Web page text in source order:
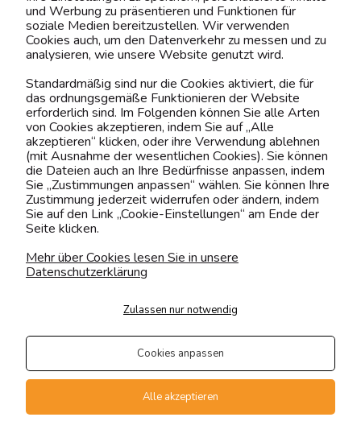
Kontaktiere uns!
0151 12200811
shop@yourhouse24.eu
Mo. - Fr. 07:00-15:00
Transportarten
Der Versand erfolgt per
private Spedition
Geprüfte Präsenz
Zahlungsmethoden
und Werbung zu präsentieren und Funktionen für
soziale Medien bereitzustellen. Wir verwenden
Cookies auch, um den Datenverkehr zu messen und zu
analysieren, wie unsere Website genutzt wird.
Standardmäßig sind nur die Cookies aktiviert, die für
das ordnungsgemäße Funktionieren der Website
erforderlich sind. Im Folgenden können Sie alle Arten
von Cookies akzeptieren, indem Sie auf „Alle
akzeptieren“ klicken, oder ihre Verwendung ablehnen
(mit Ausnahme der wesentlichen Cookies). Sie können
die Dateien auch an Ihre Bedürfnisse anpassen, indem
Sie „Zustimmungen anpassen“ wählen. Sie können Ihre
Zustimmung jederzeit widerrufen oder ändern, indem
Sie auf den Link „Cookie-Einstellungen“ am Ende der
Seite klicken.
Mehr über Cookies lesen Sie in unsere
Datenschutzerklärung
Zulassen nur notwendig
Cookies anpassen
Alle akzeptieren